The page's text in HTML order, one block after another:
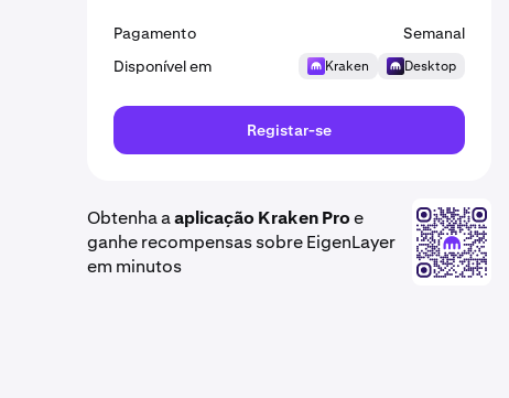
Pagamento
Semanal
Disponível em
Kraken Desktop
Registar-se
Obtenha aaplicação Kraken Proe
ganhe recompensas sobre EigenLayer
em minutos